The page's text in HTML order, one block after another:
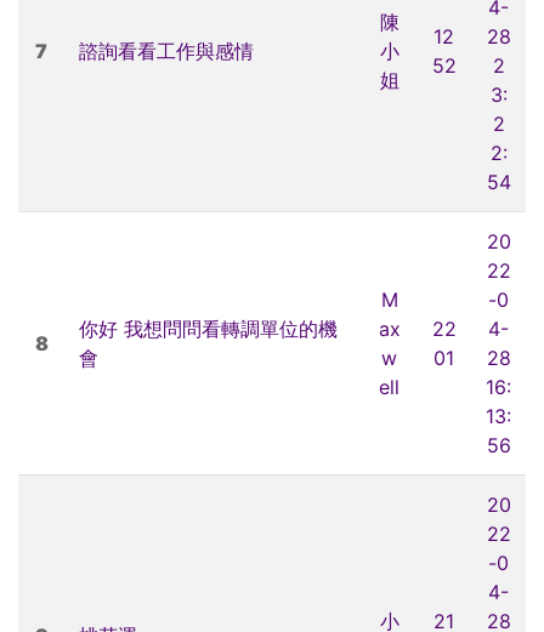
7 諮詢看看工作與感情
陳
小
姐
12
52
4-
28
2
3:
2
2:
54
8
你好 我想問問看轉調單位的機
會
M
ax
w
ell
22
01
20
22
-0
4-
28
16:
13:
56
小
21
20
22
-0
4-
28